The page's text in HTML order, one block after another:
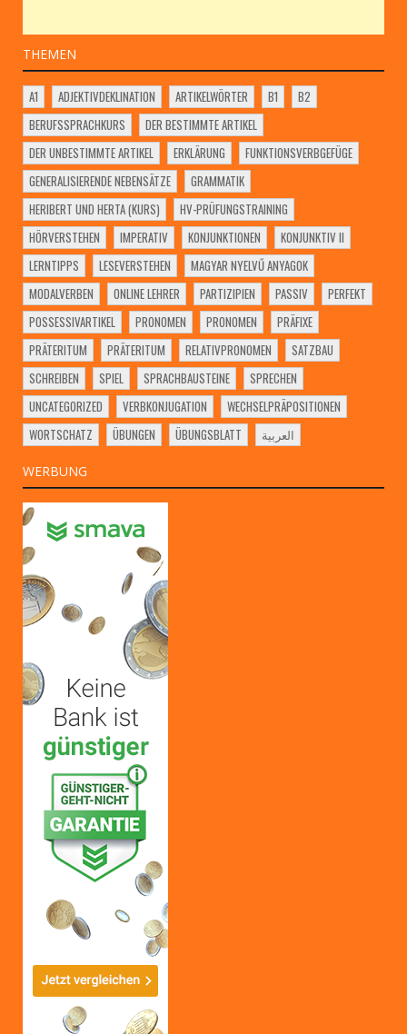
THEMEN
A1 ADJEKTIVDEKLINATION ARTIKELWÖRTER B1
B2
BERUFSSPRACHKURS
DER BESTIMMTE ARTIKEL
DER UNBESTIMMTE ARTIKEL
ERKLÄRUNG
FUNKTIONSVERBGEFÜGE
GENERALISIERENDE NEBENSÄTZE
GRAMMATIK
HERIBERT UND HERTA (KURS)
HV-PRÜFUNGSTRAINING
HÖRVERSTEHEN
IMPERATIV KONJUNKTIONEN
KONJUNKTIV II
LERNTIPPS
LESEVERSTEHEN
MAGYAR NYELVŰ ANYAGOK
MODALVERBEN
ONLINE LEHRER PARTIZIPIEN PASSIV
PERFEKT
POSSESSIVARTIKEL
PRONOMEN PRONOMEN
PRÄFIXE
PRÄTERITUM
PRÄTERITUM RELATIVPRONOMEN
SATZBAU
SCHREIBEN
SPIEL SPRACHBAUSTEINE
SPRECHEN
UNCATEGORIZED
VERBKONJUGATION
WECHSELPRÄPOSITIONEN
WORTSCHATZ
ÜBUNGEN ÜBUNGSBLATT العربية
WERBUNG